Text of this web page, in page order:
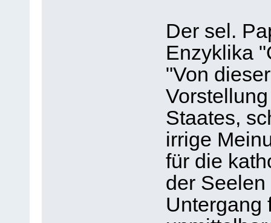
Der sel.
Enzyklika
"Von
Staates,
irrige
für die
der
Untergang